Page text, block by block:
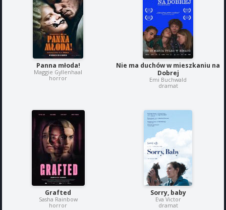
Panna młoda!
Maggie Gyllenhaal
horror
Nie ma duchów w mieszkaniu na
Dobrej
Emi Buchwald
dramat
Grafted
Sasha Rainbow
horror
Sorry, baby
Eva Victor
dramat